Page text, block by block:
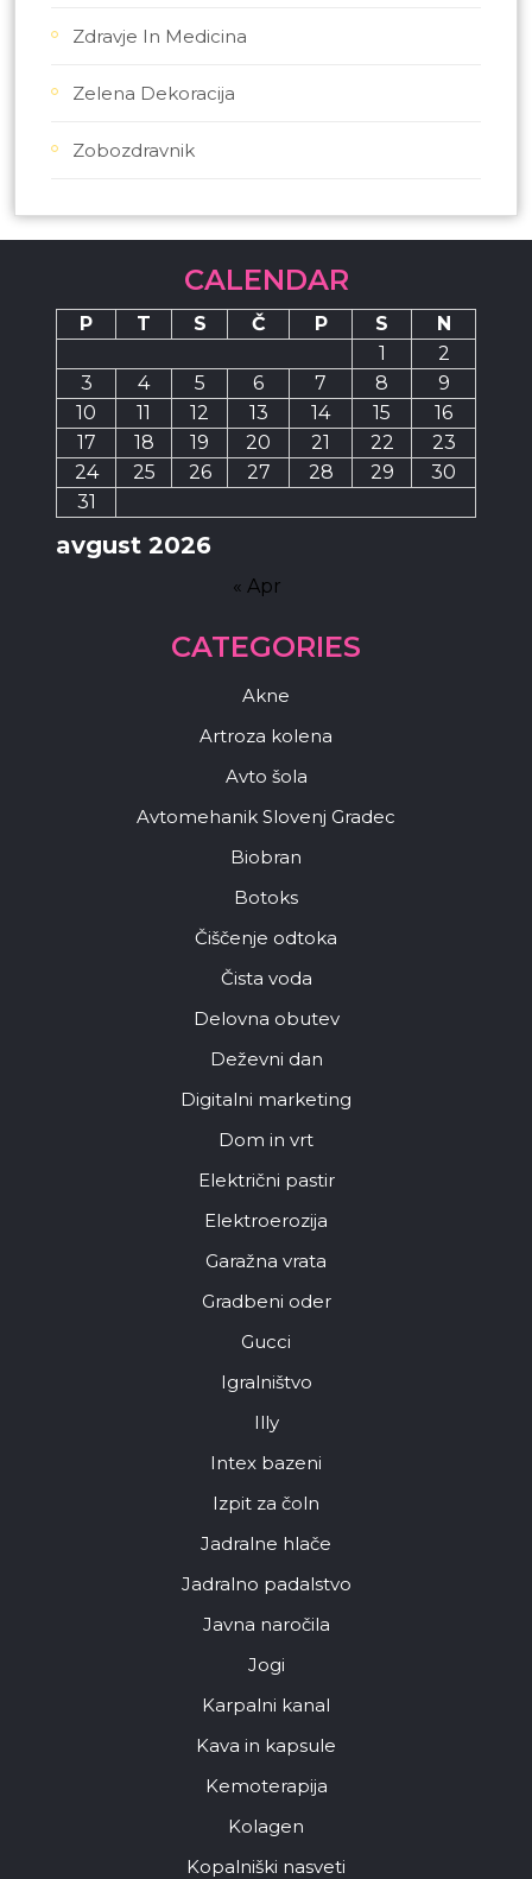
Zdravje In Medicina
Zelena Dekoracija
Zobozdravnik
CALENDAR
avgust 2026
P T S Č P S
N
1
2
3
4 5 6 7 8
9
10
11 12 13 14 15
16
17
18 19 20 21 22
23
24
25 26 27 28 29
30
31
« Apr
CATEGORIES
Akne
Artroza kolena
Avto šola
Avtomehanik Slovenj Gradec
Biobran
Botoks
Čiščenje odtoka
Čista voda
Delovna obutev
Deževni dan
Digitalni marketing
Dom in vrt
Električni pastir
Elektroerozija
Garažna vrata
Gradbeni oder
Gucci
Igralništvo
Illy
Intex bazeni
Izpit za čoln
Jadralne hlače
Jadralno padalstvo
Javna naročila
Jogi
Karpalni kanal
Kava in kapsule
Kemoterapija
Kolagen
Kopalniški nasveti